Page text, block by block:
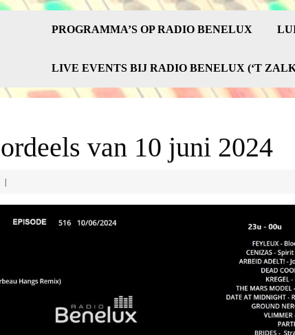
PROGRAMMA’S OP RADIO BENELUX
LIVE EVENTS BIJ RADIO BENELUX (‘T
van 10 juni 2024